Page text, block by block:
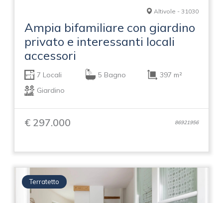
Altivole - 31030
Ampia bifamiliare con giardino
privato e interessanti locali
accessori
7 Locali 5 Bagno
397 m²
Giardino
€ 297.000 86921956
Terratetto